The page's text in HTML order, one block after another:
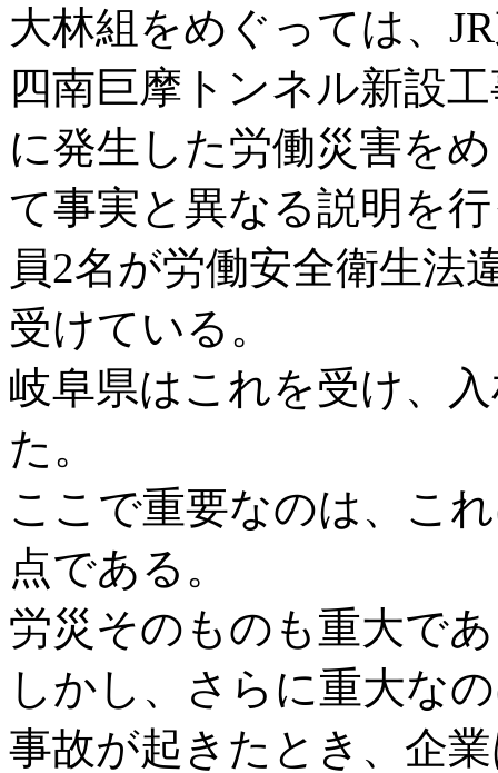
大林組をめぐっては、
四南巨摩トンネル新設
に発生した労働災害を
て事実と異なる説明を
員2名が労働安全衛生法
受けている。
岐阜県はこれを受け、
た。
ここで重要なのは、こ
点である。
労災そのものも重大で
しかし、さらに重大な
事故が起きたとき、企